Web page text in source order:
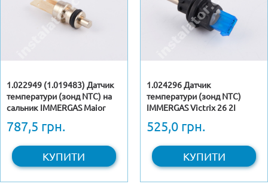
1.022949 (1.019483) Датчик
температури (зонд NTC) на
сальник IMMERGAS Maior
787,5 грн.
КУПИТИ
1.024296 Датчик
температури (зонд NTC)
IMMERGAS Victrix 26 2I
525,0 грн.
КУПИТИ